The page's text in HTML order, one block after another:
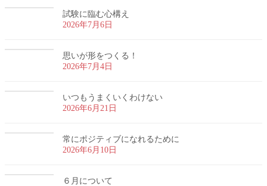
試験に臨む心構え
2026年7月6日
思いが形をつくる！
2026年7月4日
いつもうまくいくわけない
2026年6月21日
常にポジティブになれるために
2026年6月10日
６月について